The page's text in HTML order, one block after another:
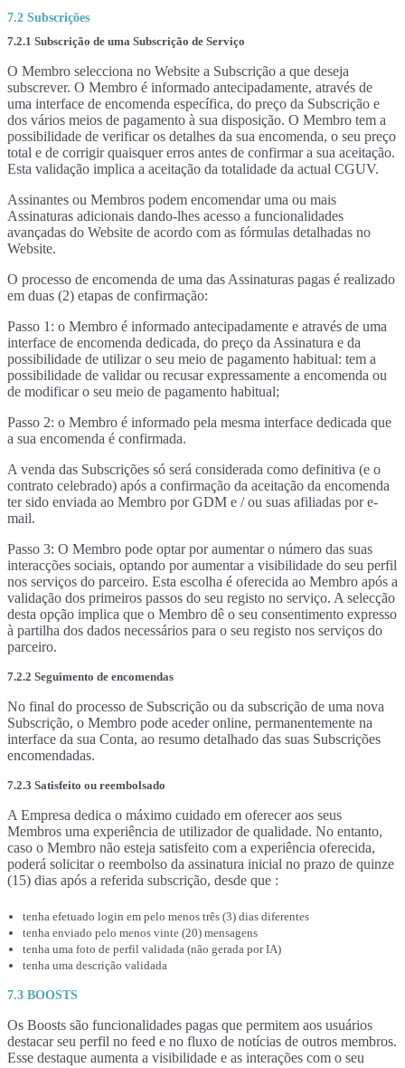
7.2 Subscrições
7.2.1 Subscrição de uma Subscrição de Serviço
O Membro selecciona no Website a Subscrição a que deseja
subscrever. O Membro é informado antecipadamente, através de
uma interface de encomenda específica, do preço da Subscrição e
dos vários meios de pagamento à sua disposição. O Membro tem a
possibilidade de verificar os detalhes da sua encomenda, o seu preço
total e de corrigir quaisquer erros antes de confirmar a sua aceitação.
Esta validação implica a aceitação da totalidade da actual CGUV.
Assinantes ou Membros podem encomendar uma ou mais
Assinaturas adicionais dando-lhes acesso a funcionalidades
avançadas do Website de acordo com as fórmulas detalhadas no
Website.
O processo de encomenda de uma das Assinaturas pagas é realizado
em duas (2) etapas de confirmação:
Passo 1: o Membro é informado antecipadamente e através de uma
interface de encomenda dedicada, do preço da Assinatura e da
possibilidade de utilizar o seu meio de pagamento habitual: tem a
possibilidade de validar ou recusar expressamente a encomenda ou
de modificar o seu meio de pagamento habitual;
Passo 2: o Membro é informado pela mesma interface dedicada que
a sua encomenda é confirmada.
A venda das Subscrições só será considerada como definitiva (e o
contrato celebrado) após a confirmação da aceitação da encomenda
ter sido enviada ao Membro por GDM e / ou suas afiliadas por e-
mail.
Passo 3: O Membro pode optar por aumentar o número das suas
interacções sociais, optando por aumentar a visibilidade do seu perfil
nos serviços do parceiro. Esta escolha é oferecida ao Membro após a
validação dos primeiros passos do seu registo no serviço. A selecção
desta opção implica que o Membro dê o seu consentimento expresso
à partilha dos dados necessários para o seu registo nos serviços do
parceiro.
7.2.2 Seguimento de encomendas
No final do processo de Subscrição ou da subscrição de uma nova
Subscrição, o Membro pode aceder online, permanentemente na
interface da sua Conta, ao resumo detalhado das suas Subscrições
encomendadas.
7.2.3 Satisfeito ou reembolsado
A Empresa dedica o máximo cuidado em oferecer aos seus
Membros uma experiência de utilizador de qualidade. No entanto,
caso o Membro não esteja satisfeito com a experiência oferecida,
poderá solicitar o reembolso da assinatura inicial no prazo de quinze
(15) dias após a referida subscrição, desde que :
tenha efetuado login em pelo menos três (3) dias diferentes
tenha enviado pelo menos vinte (20) mensagens
tenha uma foto de perfil validada (não gerada por IA)
tenha uma descrição validada
7.3 BOOSTS
Os Boosts são funcionalidades pagas que permitem aos usuários
destacar seu perfil no feed e no fluxo de notícias de outros membros.
Esse destaque aumenta a visibilidade e as interações com o seu